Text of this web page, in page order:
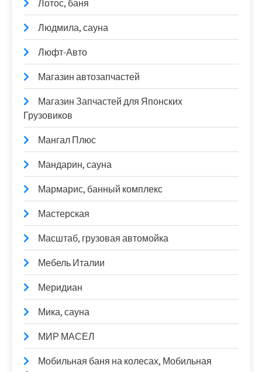
Лотос, баня
Людмила, сауна
Люфт-Авто
Магазин автозапчастей
Магазин Запчастей для Японских
Грузовиков
Мангал Плюс
Мандарин, сауна
Мармарис, банный комплекс
Мастерская
Масштаб, грузовая автомойка
Мебель Италии
Меридиан
Мика, сауна
МИР МАСЕЛ
Мобильная баня на колесах, Мобильная